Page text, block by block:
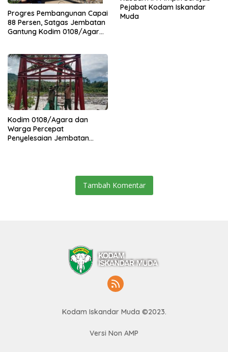
Progres Pembangunan Capai
88 Persen, Satgas Jembatan
Gantung Kodim 0108/Agara
Pejabat Kodam Iskandar
Muda
Kodim 0108/Agara dan
Warga Percepat
Penyelesaian Jembatan
Tambah Komentar
Kodam Iskandar Muda ©2023.
Versi Non AMP